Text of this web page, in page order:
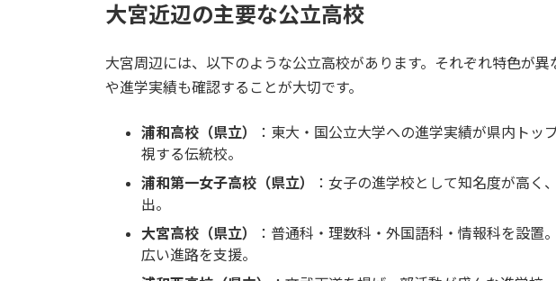
大宮近辺の主要な公立高校
大宮周辺には、以下のような公立高校があります。それぞれ特色が
や進学実績も確認することが大切です。
浦和高校（県立）
：東大・国公立大学への進学実績が県内トッ
視する伝統校。
浦和第一女子高校（県立）
：女子の進学校として知名度が高く
出。
大宮高校（県立）
：普通科・理数科・外国語科・情報科を設置
広い進路を支援。